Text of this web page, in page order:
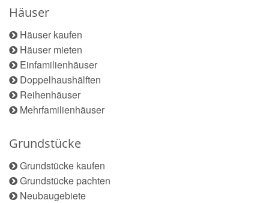
Häuser
Häuser kaufen
Häuser mieten
Einfamilienhäuser
Doppelhaushälften
Reihenhäuser
Mehrfamilienhäuser
Grundstücke
Grundstücke kaufen
Grundstücke pachten
Neubaugebiete